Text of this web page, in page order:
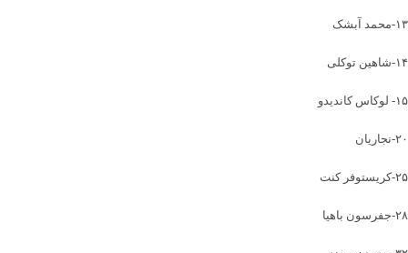
۱۳-محمد آبشک
۱۴-شاهین توکلی
۱۵- لوکاس کاندیدو
۲۰-نجاریان
۲۵-کریستوفر کنت
۲۸-جفرسون باهیا